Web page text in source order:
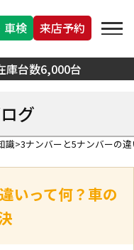
庫台数6,000台
車検 来店予約
グ
識 3ナンバーと5ナンバーの
いって何？車の